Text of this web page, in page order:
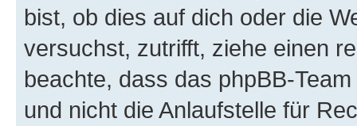
bist, ob dies auf dich oder die
versuchst, zutrifft, ziehe einen
beachte, dass das phpBB-
und nicht die Anlaufstelle für